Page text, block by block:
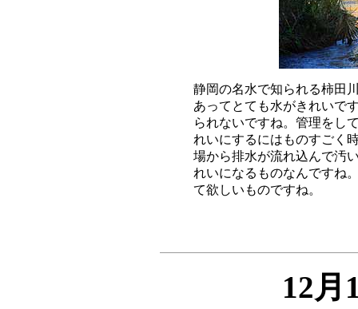
静岡の名水で知られる柿田
あってとても水がきれいで
られないですね。管理をし
れいにするにはものすごく
場から排水が流れ込んで汚
れいになるものなんですね
12月